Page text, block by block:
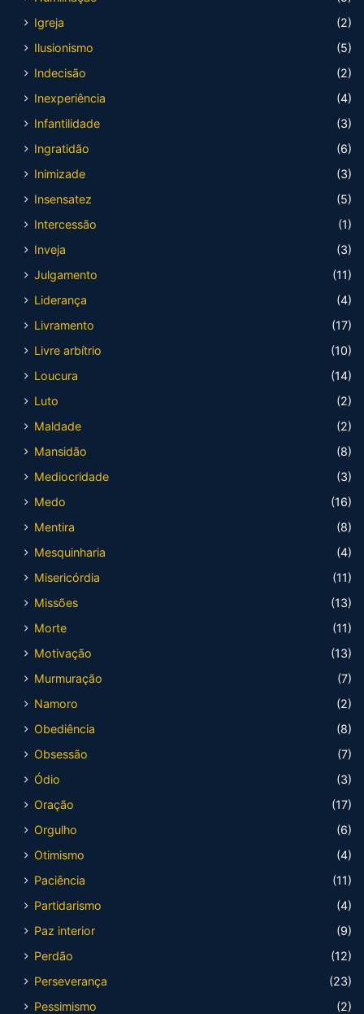
Igreja
(2)
Ilusionismo
(5)
Indecisão
(2)
Inexperiência
(4)
Infantilidade
(3)
Ingratidão
(6)
Inimizade
(3)
Insensatez
(5)
Intercessão
(1)
Inveja
(3)
Julgamento
(11)
Liderança
(4)
Livramento
(17)
Livre arbítrio
(10)
Loucura
(14)
Luto
(2)
Maldade
(2)
Mansidão
(8)
Mediocridade
(3)
Medo
(16)
Mentira
(8)
Mesquinharia
(4)
Misericórdia
(11)
Missões
(13)
Morte
(11)
Motivação
(13)
Murmuração
(7)
Namoro
(2)
Obediência
(8)
Obsessão
(7)
Ódio
(3)
Oração
(17)
Orgulho
(6)
Otimismo
(4)
Paciência
(11)
Partidarismo
(4)
Paz interior
(9)
Perdão
(12)
Perseverança
(23)
Pessimismo
(2)